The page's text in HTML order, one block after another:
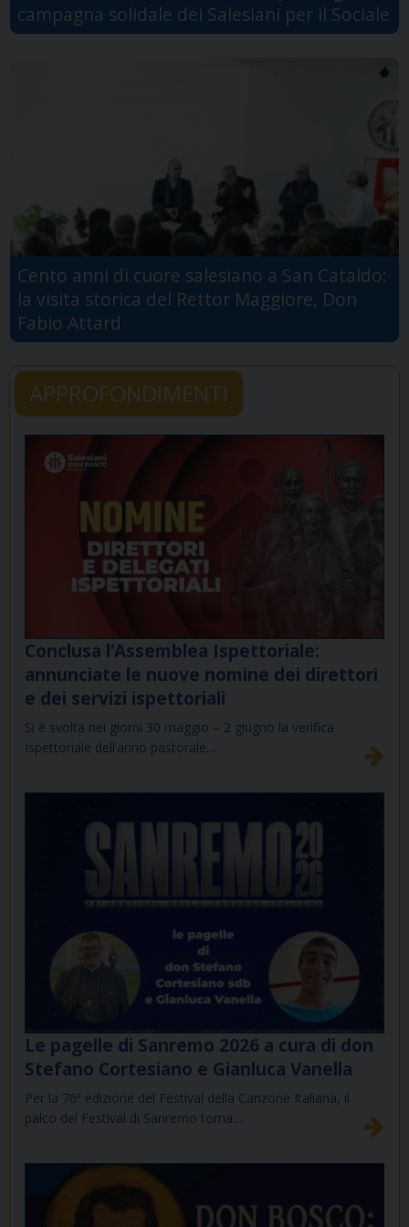
campagna solidale dei Salesiani per il Sociale
Cento anni di cuore salesiano a San Cataldo:
la visita storica del Rettor Maggiore, Don
Fabio Attard
APPROFONDIMENTI
Conclusa l’Assemblea Ispettoriale:
annunciate le nuove nomine dei direttori
e dei servizi ispettoriali
Si è svolta nei giorni 30 maggio – 2 giugno la verifica
Ispettoriale dell’anno pastorale…
Le pagelle di Sanremo 2026 a cura di don
Stefano Cortesiano e Gianluca Vanella
Per la 76ª edizione del Festival della Canzone Italiana, il
palco del Festival di Sanremo torna…